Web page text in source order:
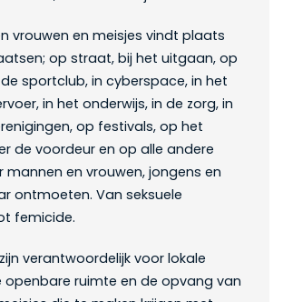
vrouwen en meisjes vindt plaats
op straat, bij het uitgaan, op
sportclub, in cyberspace, in het
in het onderwijs, in de zorg, in
op festivals, op het
de voordeur en op alle andere
mannen en vrouwen, jongens en
ontmoeten. Van seksuele
femicide.
verantwoordelijk voor lokale
openbare ruimte en de opvang van